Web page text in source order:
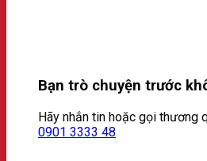
Bạn trò chuyện trước
Hãy nhắn tin hoặc gọi thương
0901 3333 48